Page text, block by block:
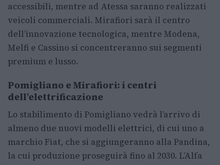
accessibili, mentre ad Atessa saranno realizzati
veicoli commerciali. Mirafiori sarà il centro
dell’innovazione tecnologica, mentre Modena,
Melfi e Cassino si concentreranno sui segmenti
premium e lusso.
Pomigliano e Mirafiori: i centri
dell’elettrificazione
Lo stabilimento di Pomigliano vedrà l’arrivo di
almeno due nuovi modelli elettrici, di cui uno a
marchio Fiat, che si aggiungeranno alla Pandina,
la cui produzione proseguirà fino al 2030. L’Alfa